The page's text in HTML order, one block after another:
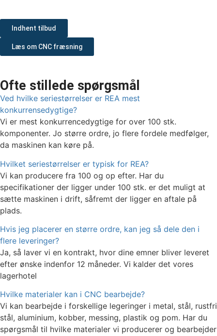
Indhent tilbud
Læs om CNC fræsning
Ofte stillede spørgsmål
Ved hvilke seriestørrelser er REA mest
konkurrensedygtige?
Vi er mest konkurrencedygtige for over 100 stk.
komponenter. Jo større ordre, jo flere fordele medfølger,
da maskinen kan køre på.
Hvilket seriestørrelser er typisk for REA?
Vi kan producere fra 100 og op efter. Har du
specifikationer der ligger under 100 stk. er det muligt at
sætte maskinen i drift, såfremt der ligger en aftale på
plads.
Hvis jeg placerer en større ordre, kan jeg så dele den i
flere leveringer?
Ja, så laver vi en kontrakt, hvor dine emner bliver leveret
efter ønske indenfor 12 måneder. Vi kalder det vores
lagerhotel
Hvilke materialer kan i CNC bearbejde?
Vi kan bearbejde i forskellige legeringer i metal, stål, rustfri
stål, aluminium, kobber, messing, plastik og pom. Har du
spørgsmål til hvilke materialer vi producerer og bearbejder